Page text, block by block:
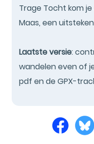
Trage Tocht kom
Maas, een
Laatste versie:
wandelen even of
pdf en de GPX-